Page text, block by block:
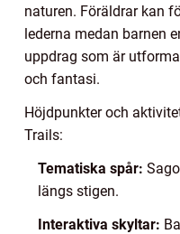
naturen. Föräldrar kan
lederna medan barnen
uppdrag som är
och fantasi.
Höjdpunkter och
Trails:
Tematiska spår:
längs stigen.
Interaktiva skyltar: